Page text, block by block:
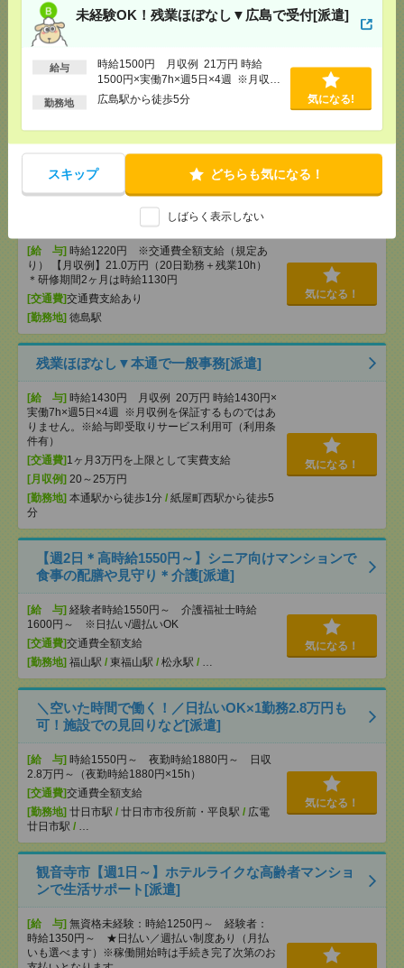
未経験OK！残業ほぼなし▼広島で受付[派遣]
給与
時給1500円 月収例 21万円 時給
1500円×実働7h×週5日×4週 ※月収例
を保証するものではありません。※給
勤務地 広島駅から徒歩5分 気になる!
スキップ どちらも気になる！
しばらく表示しない
[月収例]
20～25万円
[勤務地]
深夜で時給1375円！金銭のやり取りほぼなし！食事
補助もあり◎／すき家 高知IC店[アルバイト]
[勤務地]高知県高知市杉井流9-15 気になる！
<タイパ抜群>未経験も安心！木材の梱包等！（日
[給 与] 時給1220円 ※交通費全額支給（規定あ
り） 【月収例】21.0万円（20日勤務＋残業10h）
＊研修期間2ヶ月は時給1130円
[交通費]交通費支給あり
[勤務地] 徳島駅
気になる！
残業ほぼなし▼本通で一般事務[派遣]
[給 与] 時給1430円 月収例 20万円 時給1430円×
実働7h×週5日×4週 ※月収例を保証するものではあ
りません。※給与即受取りサービス利用可（利用条
件有）
[交通費]1ヶ月3万円を上限として実費支給
[月収例] 20～25万円
[勤務地] 本通駅から徒歩1分 / 紙屋町西駅から徒歩5
分
気になる！
【週2日＊高時給1550円～】シニア向けマンションで
食事の配膳や見守り＊介護[派遣]
[給 与] 経験者時給1550円～ 介護福祉士時給
1600円～ ※日払い/週払いOK
[交通費]交通費全額支給
[勤務地] 福山駅 / 東福山駅 / 松永駅 / …
気になる！
＼空いた時間で働く！／日払いOK×1勤務2.8万円も
可！施設での見回りなど[派遣]
[給 与] 時給1550円～ 夜勤時給1880円～ 日収
2.8万円～（夜勤時給1880円×15h）
[交通費]交通費全額支給
[勤務地] 廿日市駅 / 廿日市市役所前・平良駅 / 広電
廿日市駅 / …
気になる！
観音寺市【週1日～】ホテルライクな高齢者マンショ
ンで生活サポート[派遣]
[給 与] 無資格未経験：時給1250円～ 経験者：
時給1350円～ ★日払い／週払い制度あり（月払
いも選べます）※稼働開始時は手続き完了次第のお